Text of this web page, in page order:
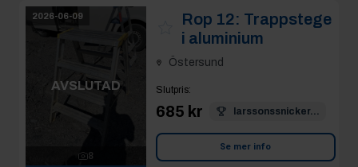
2026-06-09
AVSLUTAD
8
Rop 12: Trappstege
i aluminium
Östersund
Slutpris:
685 kr larssonssnicker...
Se mer info